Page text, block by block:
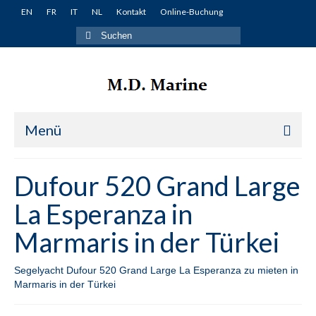
EN FR IT NL Kontakt Online-Buchung
Suche
nach:
Menü
Yachten
Türkei
Fethiye
Lagoon 380 Miko in Fethiye in der Türkei
Dufour 520 Grand Large
La Esperanza in
Marmaris in der Türkei
Segelyacht Dufour 520 Grand Large La Esperanza zu mieten in
Marmaris in der Türkei